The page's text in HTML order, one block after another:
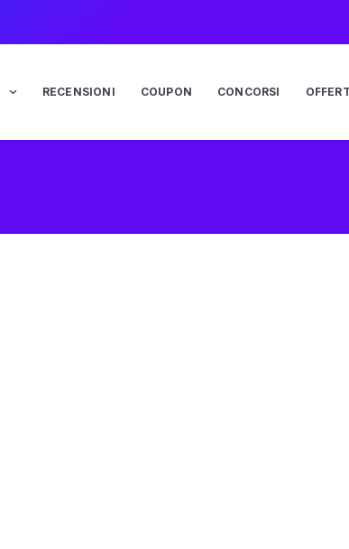
RECENSIONI COUPON CONCORSI